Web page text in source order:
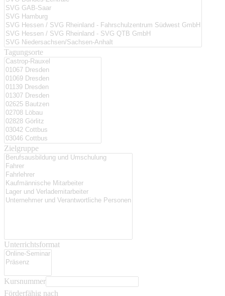
Tagungsorte
Zielgruppe
Unterrichtsformat
Kursnummer
Förderfähig nach